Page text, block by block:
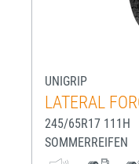
UNIGRIP
LATERAL
245/65R17 111H
SOMMERREIFEN